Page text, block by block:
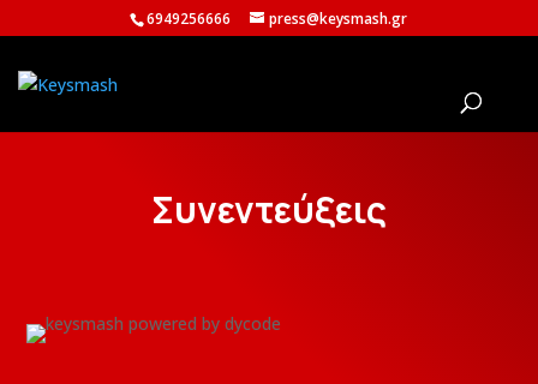
6949256666 press@keysmash.gr
Συνεντεύξεις